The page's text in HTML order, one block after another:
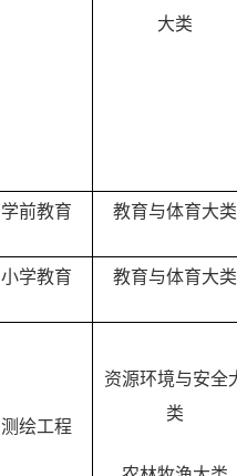
大类
学前教育 教育与体育大类
小学教育 教育与体育大类
测绘工程
资源环境与安全
类